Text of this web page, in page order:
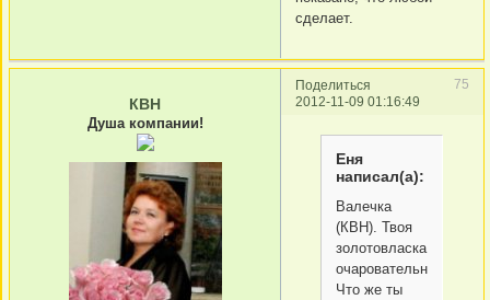
сделает.
Поделиться
75
2012-11-09 01:16:49
КВН
Душа компании!
Еня
написал(а):
Валечка
(КВН). Твоя
золотовласка
очаровательна!
Что же ты